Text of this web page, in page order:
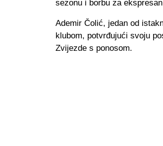
sezonu i borbu za
Ademir Čolić, jedan od
klubom, potvrđujući svoju
Zvijezde s ponosom.